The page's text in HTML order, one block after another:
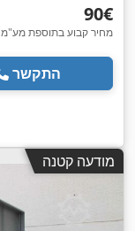
‏90 ‏€
מחיר קבוע בתוספת מע"מ
התקשר
מודעה קטנה